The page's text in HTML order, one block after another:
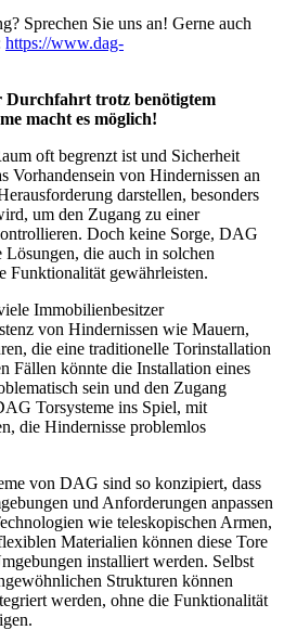
Sprechen Sie uns an! Gerne auch
https://www.dag-
Durchfahrt trotz benötigtem
macht es möglich!
oft begrenzt ist und Sicherheit
Vorhandensein von Hindernissen an
darstellen, besonders
um den Zugang zu einer
Doch keine Sorge, DAG
die auch in solchen
Funktionalität gewährleisten.
Immobilienbesitzer
von Hindernissen wie Mauern,
die eine traditionelle Torinstallation
Fällen könnte die Installation eines
sein und den Zugang
Torsysteme ins Spiel, mit
die Hindernisse problemlos
von DAG sind so konzipiert, dass
und Anforderungen anpassen
wie teleskopischen Armen,
Materialien können diese Tore
installiert werden. Selbst
Strukturen können
werden, ohne die Funktionalität